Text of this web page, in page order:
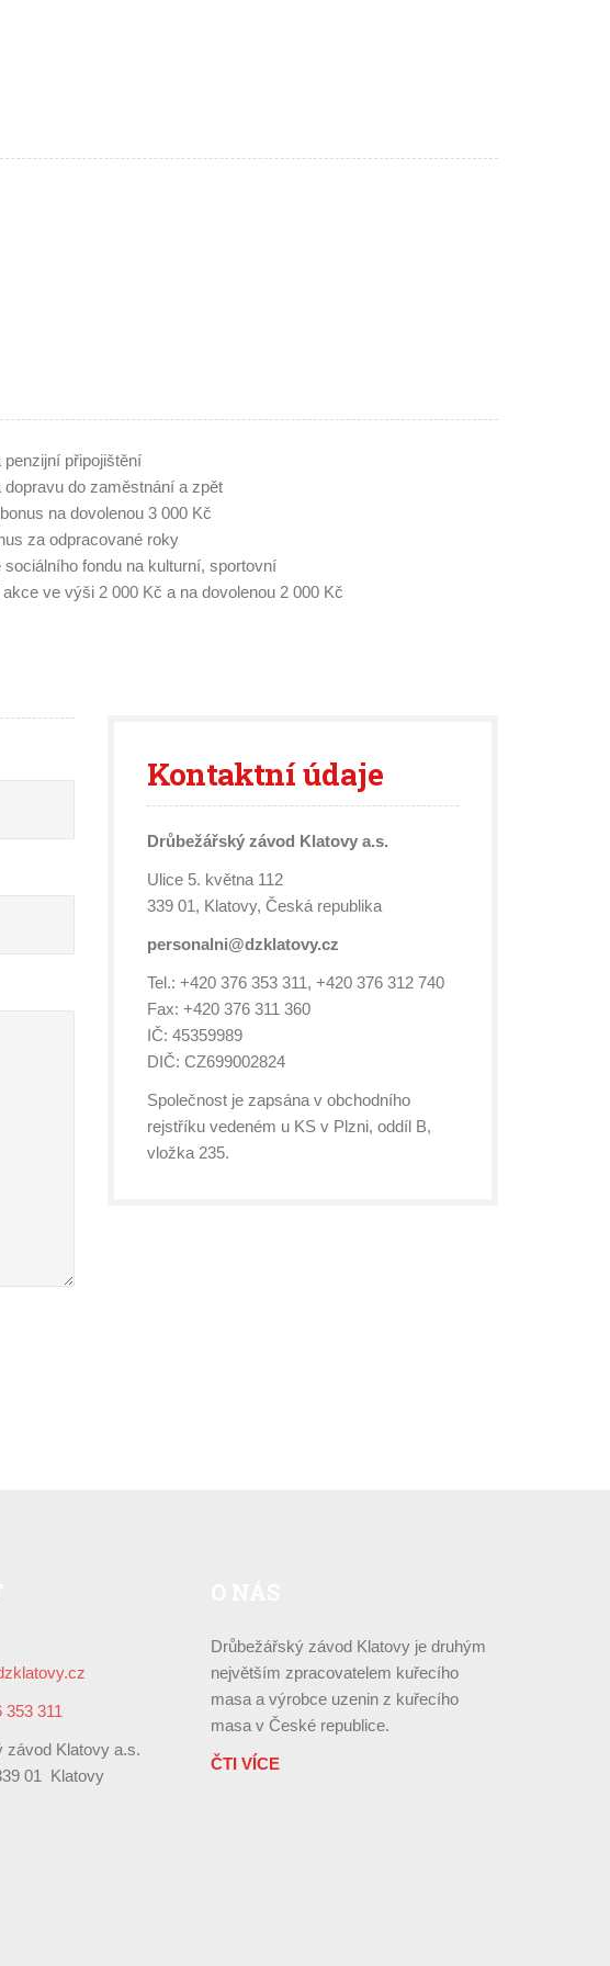
připojištění
dopravu do zaměstnání a zpět
na dovolenou 3 000 Kč
za odpracované roky
fondu na kulturní, sportovní
ve výši 2 000 Kč a na dovolenou 2 000 Kč
Kontaktníúdaje
Drůbežářský závod Klatovy a.s.
Ulice 5. května 112
339 01, Klatovy, Česká republika
personalni@dzklatovy.cz
Tel.: +420 376 353 311, +420 376 312 740
Fax: +420 376 311 360
IČ: 45359989
DIČ: CZ699002824
Společnost je zapsána v obchodního
rejstříku vedeném u KS v Plzni, oddíl B,
vložka 235.
353 311
závod Klatovy a.s.
01 Klatovy
Drůbežářský závod Klatovy je druhým
největším zpracovatelem kuřecího
masa a výrobce uzenin z kuřecího
masa v České republice.
ČTI VÍCE